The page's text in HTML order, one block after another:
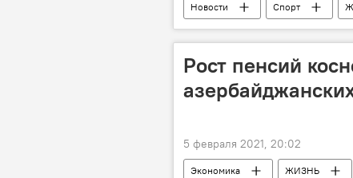
Новости Спорт
Гимнастика
Рост пенсий
5 февраля 2021, 20:02
Экономика ЖИЗНЬ